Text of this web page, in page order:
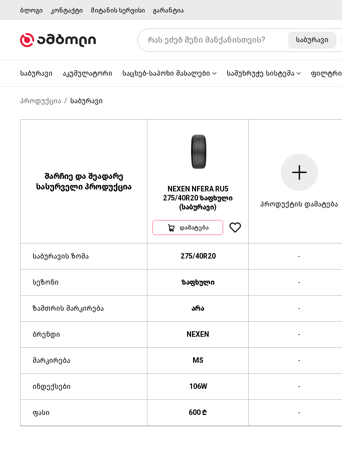
ბლოგი კონტაქტი მიტანის სერვისი გარანტია
საბურავი
საბურავი აკუმულატორი საცხებ-საპოხი მასალები სამუხრუჭე სისტემა ფილტრი
პროდუქცია საბურავი
შარჩიე და შეადარე
სასურველი პროდუქცია
NEXEN NFERA RU5
275/40R20 ზაფხული
(საბურავი)
დამატება
პროდუქტის დამატება
საბურავის ზომა 275/40R20 -
სეზონი ზაფხული -
ზამთრის მარკირება არა -
ბრენდი NEXEN -
მარკირება MS -
ინდექსები 106W -
ფასი 600 ₾ -